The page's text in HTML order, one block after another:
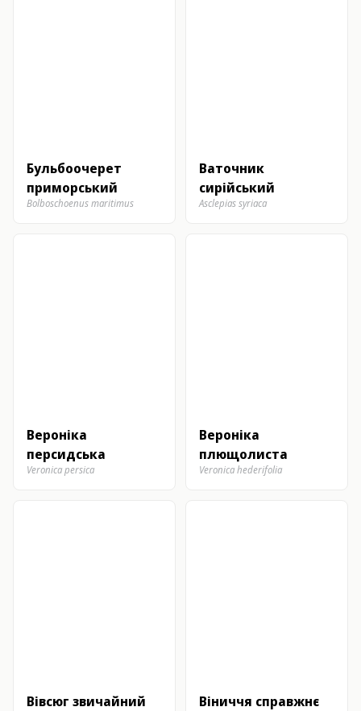
Бульбоочерет
приморський
Bolboschoenus maritimus
Ваточник
сирійський
Asclepias syriaca
Вероніка
персидська
Veronica persica
Вероніка
плющолиста
Veronica hederifolia
Вівсюг звичайний Віниччя справжнє